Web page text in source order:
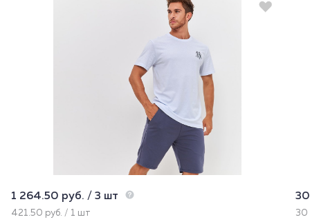
1 264.50 руб. / 3 шт
421.50 руб. / 1 шт 30